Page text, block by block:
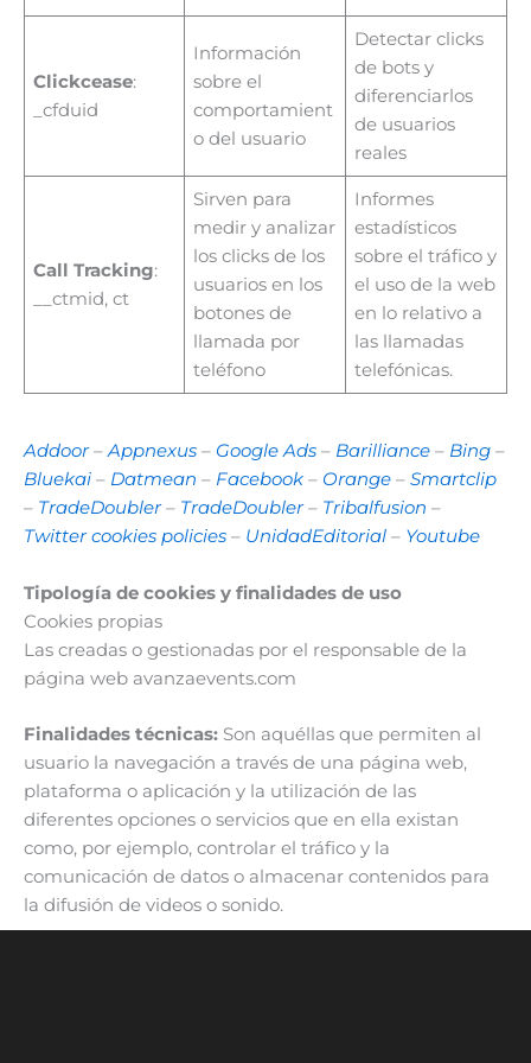
Clickcease:
_cfduid
Información
sobre el
comportamient
o del usuario
Detectar clicks
de bots y
diferenciarlos
de usuarios
reales
Call Tracking:
__ctmid, ct
Sirven para
medir y analizar
los clicks de los
usuarios en los
botones de
llamada por
teléfono
Informes
estadísticos
sobre el tráfico y
el uso de la web
en lo relativo a
las llamadas
telefónicas.
Addoor–Appnexus – Google Ads – Barilliance – Bing –
Bluekai – Datmean – Facebook – Orange – Smartclip
– TradeDoubler– TradeDoubler– Tribalfusion –
Twitter cookies policies – UnidadEditorial – Youtube
Tipología de cookies y finalidades de uso
Cookies propias
Las creadas o gestionadas por el responsable de la
página web avanzaevents.com
Finalidades técnicas: Son aquéllas que permiten al
usuario la navegación a través de una página web,
plataforma o aplicación y la utilización de las
diferentes opciones o servicios que en ella existan
como, por ejemplo, controlar el tráfico y la
comunicación de datos o almacenar contenidos para
la difusión de videos o sonido.